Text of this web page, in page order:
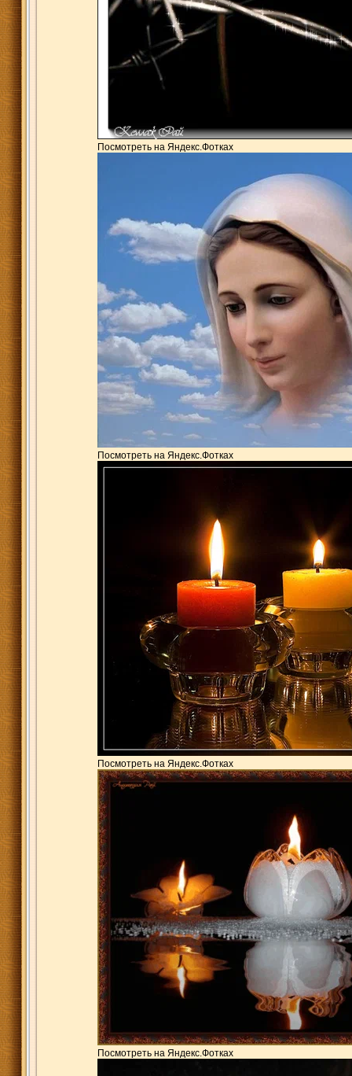
Посмотреть на Яндекс.Фотках
Посмотреть на Яндекс.Фотках
Посмотреть на Яндекс.Фотках
Посмотреть на Яндекс.Фотках